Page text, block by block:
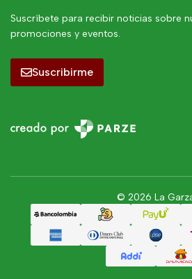
Suscríbete para recibir noticias sobre
promociones y eventos.
Suscribirme
© 2026 La